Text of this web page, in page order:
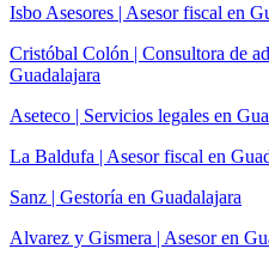
Isbo Asesores | Asesor fiscal en
Cristóbal Colón | Consultora de
Guadalajara
Aseteco | Servicios legales en
La Baldufa | Asesor fiscal en
Sanz | Gestoría en Guadalajara
Alvarez y Gismera | Asesor en